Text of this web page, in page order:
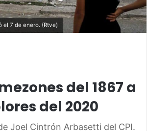
el 7 de enero. (Rtve)
del 1867 a
del 2020
Joel Cintrón Arbasetti del CPI.